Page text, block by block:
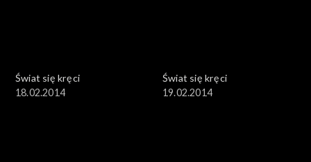
Świat się kręci
18.02.2014
Świat się kręci
19.02.2014